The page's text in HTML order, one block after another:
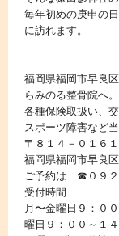
毎年初めの庚申の
に訪れます。
福岡県福岡市早良
らみのる整骨院へ。
各種保険取扱い、
スポーツ障害など
〒８１４－０１６１
福岡県福岡市早良
ご予約は ☎０９２
受付時間
月〜金曜日９：
曜日９：００～１